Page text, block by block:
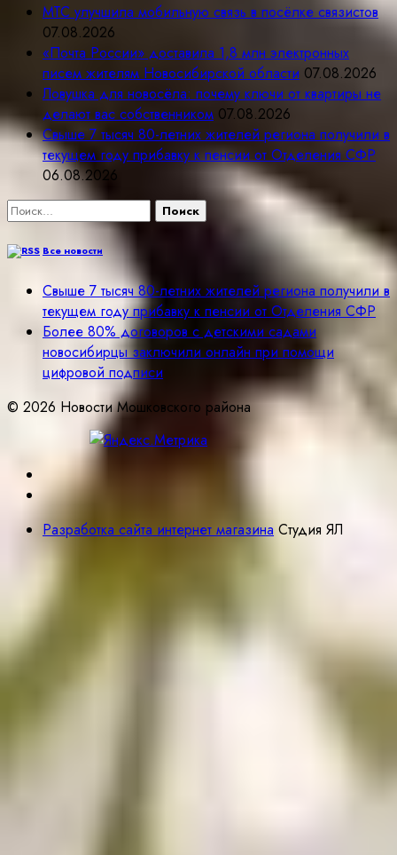
МТС улучшила мобильную связь в посёлке связистов
07.08.2026
«Почта России» доставила 1,8 млн электронных
писем жителям Новосибирской области 07.08.2026
Ловушка для новосёла: почему ключи от квартиры не
делают вас собственником 07.08.2026
Свыше 7 тысяч 80-летних жителей региона получили в
текущем году прибавку к пенсии от Отделения СФР
06.08.2026
Найти:
Все новости
Свыше 7 тысяч 80-летних жителей региона получили в
текущем году прибавку к пенсии от Отделения СФР
Более 80% договоров с детскими садами
новосибирцы заключили онлайн при помощи
цифровой подписи
© 2026 Новости Мошковского района
Разработка сайта интернет магазина Студия ЯЛ